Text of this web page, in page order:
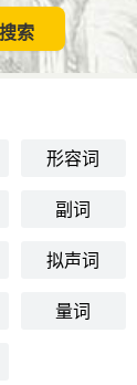
形容词
副词
拟声词
量词